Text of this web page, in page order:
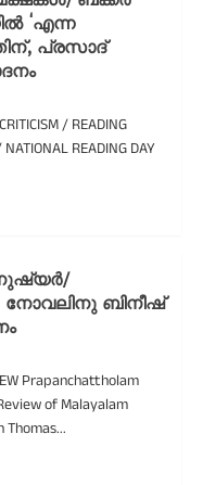
‘എന്ന
പ്രസാദ്
/ READING
READING DAY
നോവലിനു ബിനീഷ്​
Prapanchattholam
of Malayalam
Thomas...